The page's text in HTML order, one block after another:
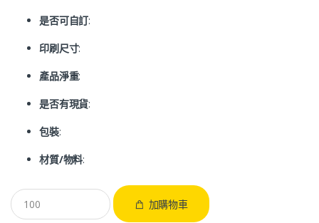
是否可自訂:
印刷尺寸:
產品淨重:
是否有現貨:
包裝:
材質/物料:
加購物車